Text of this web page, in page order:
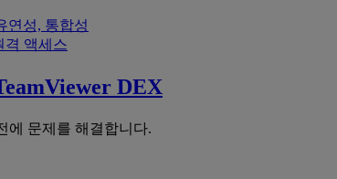
연성, 통합성
격 액세스
DEX
에 문제를 해결합니다.